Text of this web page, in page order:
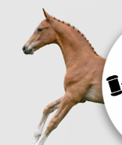
VORIGE
Paard
Eventing